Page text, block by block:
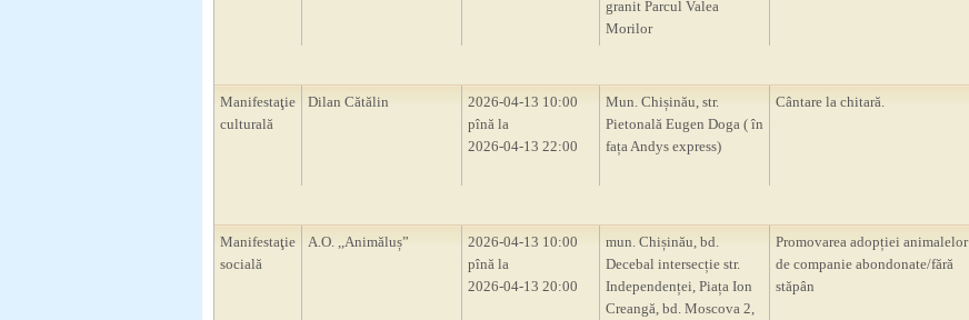
granit Parcul Valea
Morilor
Manifestaţie
culturală
Dilan Cătălin
2026-04-13 10:00
pînă la
2026-04-13 22:00
Mun. Chișinău, str.
Pietonală Eugen Doga ( în
fața Andys express)
Cântare la chitară.
Manifestaţie
socială
A.O. ,,Animăluș”
2026-04-13 10:00
pînă la
2026-04-13 20:00
mun. Chișinău, bd.
Decebal intersecție str.
Independenței, Piața Ion
Creangă, bd. Moscova 2,
Promovarea adopției animalelor
de companie abondonate/fără
stăpân